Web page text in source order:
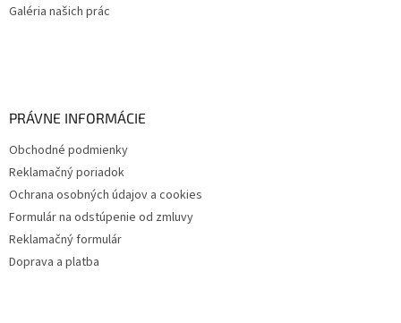
Galéria našich prác
PRÁVNE INFORMÁCIE
Obchodné podmienky
Reklamačný poriadok
Ochrana osobných údajov a cookies
Formulár na odstúpenie od zmluvy
Reklamačný formulár
Doprava a platba